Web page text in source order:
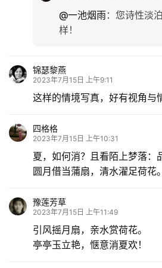
@一池烟雨： 您诗性淡
样！
锦瑟黎燕
2023年7月15日 上午9:11
这样的情境写真，好有视角与
四格格
2023年7月15日 上午10:31
夏，如何消？且看陌上梦落：
圆月借当蒲扇，清水濯足荷花。
豫莲芳草
2023年7月15日 上午11:49
引风摇月扇，亲水赏荷花。
亭亭玉立艳，惬意消夏欢！